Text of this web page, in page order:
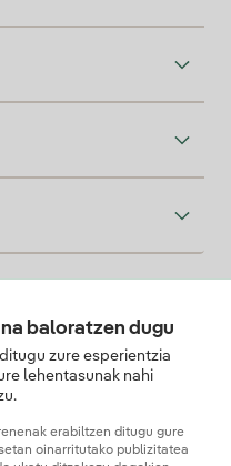
baloratzen dugu
zure esperientzia
lehentasunak nahi
erabiltzen ditugu gure
oinarritutako publizitatea